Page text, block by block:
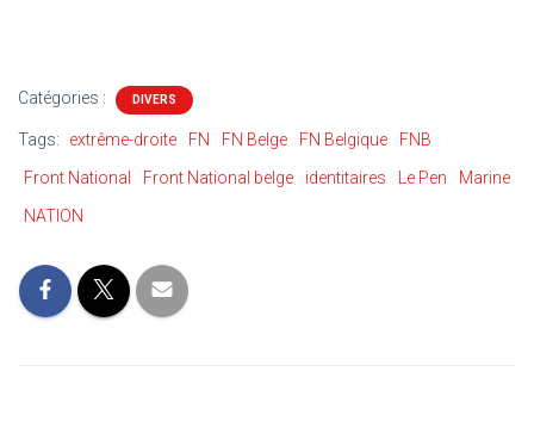
Catégories : DIVERS
Tags: extrême-droite FN FN Belge FN Belgique
FNB
Front National
Front National belge identitaires Le Pen
Marine
NATION